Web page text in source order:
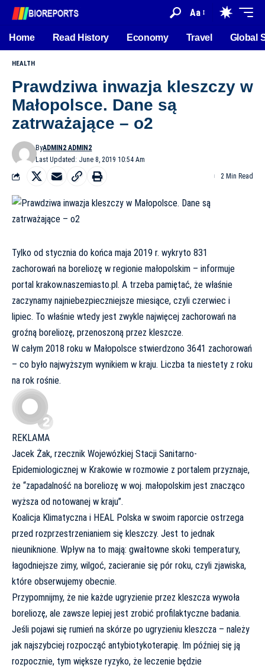
Aa
Home Read History Economy Travel Global
HEALTH
Prawdziwa inwazja kleszczy w
Małopolsce. Dane są
zatrważające – o2
Last Updated: June 8, 2019 10:54 Am
ByADMIN2 ADMIN2
2 Min Read
Tylko od stycznia do końca maja 2019 r. wykryto 831
zachorowań na boreliozę w regionie małopolskim – informuje
portal krakow.naszemiasto.pl. A trzeba pamiętać, że właśnie
zaczynamy najniebezpieczniejsze miesiące, czyli czerwiec i
lipiec. To właśnie wtedy jest zwykle najwięcej zachorowań na
groźną boreliozę, przenoszoną przez kleszcze.
W całym 2018 roku w Małopolsce stwierdzono 3641 zachorowań
– co było najwyższym wynikiem w kraju. Liczba ta niestety z roku
na rok rośnie.
REKLAMA
Jacek Żak, rzecznik Wojewózkiej Stacji Sanitarno-
Epidemiologicznej w Krakowie w rozmowie z portalem przyznaje,
że “zapadalność na boreliozę w woj. małopolskim jest znacząco
wyższa od notowanej w kraju”.
Koalicja Klimatyczna i HEAL Polska w swoim raporcie ostrzega
przed rozprzestrzenianiem się kleszczy. Jest to jednak
nieuniknione. Wpływ na to mają: gwałtowne skoki temperatury,
łagodniejsze zimy, wilgoć, zacieranie się pór roku, czyli zjawiska,
które obserwujemy obecnie.
Przypomnijmy, że nie każde ugryzienie przez kleszcza wywoła
boreliozę, ale zawsze lepiej jest zrobić profilaktyczne badania.
Jeśli pojawi się rumień na skórze po ugryzieniu kleszcza – należy
jak najszybciej rozpocząć antybiotykoterapię. Im później się ją
rozpocznie, tym większe ryzyko, że leczenie będzie